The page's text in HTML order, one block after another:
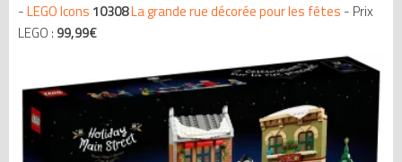
-LEGO Icons 10308La grande rue décorée pour les fêtes - Prix
LEGO : 99,99€